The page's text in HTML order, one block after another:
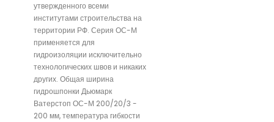
утвержденного всеми
институтами строительства на
территории РФ. Серия ОС-М
применяется для
гидроизоляции исключительно
технологических швов и никаких
других. Общая ширина
гидрошпонки Дьюмарк
Ватерстоп ОС-М 200/20/3 -
200 мм, температура гибкости